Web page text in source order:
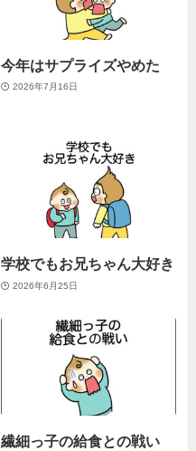
今年はサプライズやめた
2026年7月16日
学校でもお兄ちゃん大好き
2026年6月25日
繊細っ子の給食との戦い